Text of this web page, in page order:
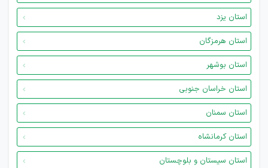
استان یزد
استان هرمزگان
استان بوشهر
استان خراسان جنوبی
استان سمنان
استان کرمانشاه
استان سیستان و بلوچستان